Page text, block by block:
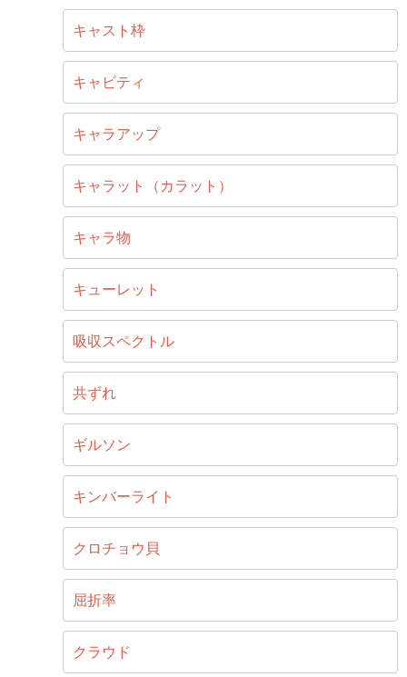
キャスト枠
キャビティ
キャラアップ
キャラット（カラット）
キャラ物
キューレット
吸収スペクトル
共ずれ
ギルソン
キンバーライト
クロチョウ貝
屈折率
クラウド